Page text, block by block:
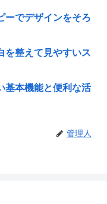
ーでデザインをそろ
を整えて見やすいス
基本機能と便利な活
管理人